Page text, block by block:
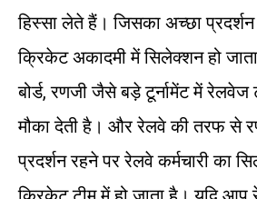
हिस्सा लेते हैं। जिसका अच्छा
क्रिकेट अकादमी में सिलेक्शन हो
बोर्ड, रणजी जैसे बड़े टूर्नामेंट में
मौका देती है। और रेलवे की तरफ से
प्रदर्शन रहने पर रेलवे कर्मचारी का